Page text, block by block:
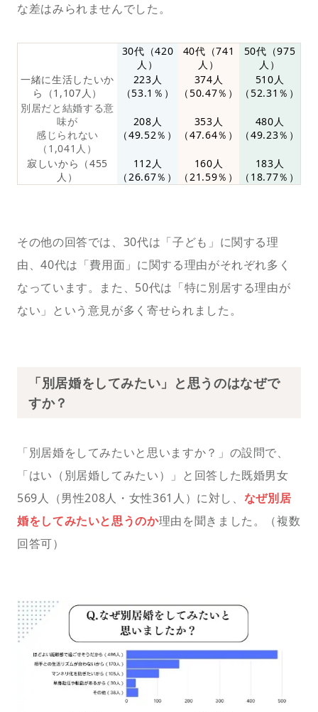
な差はみられませんでした。
30代（420
人）
40代（741
人）
50代（975
人）
一緒に生活したいか
ら（1,107人）
223人
（53.1％）
374人
（50.47％）
510人
（52.31％）
別居だと結婚する意
味が
感じられない
（1,041人）
208人
（49.52％）
353人
（47.64％）
480人
（49.23％）
寂しいから（455
人）
112人
（26.67％）
160人
（21.59％）
183人
（18.77％）
その他の回答では、30代は「子ども」に関する理
由、40代は「費用面」に関する理由がそれぞれ多く
なっています。また、50代は「特に別居する理由が
ない」という意見が多く寄せられました。
「別居婚をしてみたい」と思うのはなぜで
すか？
「別居婚をしてみたいと思いますか？」の設問で、
「はい（別居婚してみたい）」と回答した既婚男女
569人（男性208人・女性361人）に対し、 なぜ別居
婚をしてみたいと思うのか理由を聞きました。（複数
回答可）